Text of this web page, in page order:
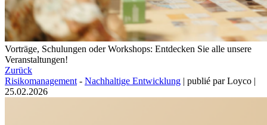
Vorträge, Schulungen oder Workshops: Entdecken Sie alle unsere
Veranstaltungen!
Zurück
Risikomanagement - Nachhaltige Entwicklung | publié par Loyco |
25.02.2026